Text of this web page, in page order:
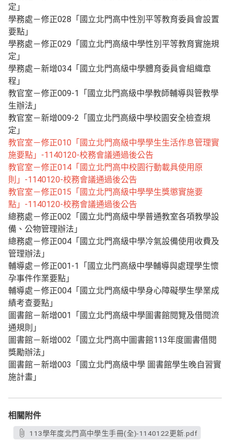
定」
學務處－修正028「國立北門高中性別平等教育委員會設置
要點」
學務處－修正029「國立北門高級中學性別平等教育實施規
定」
學務處－新增034「國立北門高級中學體育委員會組織章
程」
教官室－修正009-1「國立北門高級中學教師輔導與管教學
生辦法」
教官室－新增009-2「國立北門高級中學校園安全檢查規
定」
教官室－修正010「國立北門高級中學學生生活作息管理實
施要點」-1140120-校務會議通過後公告
教官室－修正014「國立北門高中校園行動載具使用原
則」-1140120-校務會議通過後公告
教官室－修正015「國立北門高級中學學生獎懲實施要
點」-1140120-校務會議通過後公告
總務處－修正002「國立北門高級中學普通教室各項教學設
備、公物管理辦法」
總務處－修正004「國立北門高級中學冷氣設備使用收費及
管理辦法」
輔導處－修正001-1「國立北門高級中學輔導與處理學生懷
孕事件作業要點」
輔導處－修正004「國立北門高級中學身心障礙學生學業成
績考查要點」
圖書館－新增001「國立北門高級中學圖書館閱覽及借閱流
通規則」
圖書館－新增002「國立北門高中圖書館113年度圖書借閱
獎勵辦法」
圖書館－新增003「國立北門高級中學 圖書館學生晚自習實
施計畫」
相關附件
113學年度北門高中學生手冊(全)-1140122更新.pdf